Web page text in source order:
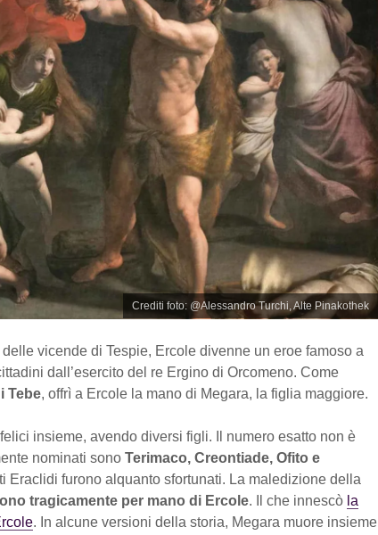
Crediti foto: @Alessandro Turchi, Alte Pinakothek
delle vicende di Tespie, Ercole divenne un eroe famoso a
dall’esercito del re Ergino di Orcomeno. Come
Tebe, offrì a Ercole la mano di Megara, la figlia maggiore.
insieme, avendo diversi figli. Il numero esatto non è
nominati sono Terimaco, Creontiade, Ofito e
Eraclidi furono alquanto sfortunati. La maledizione della
tragicamente per mano di Ercole. Il che innescò la
. In alcune versioni della storia, Megara muore insieme